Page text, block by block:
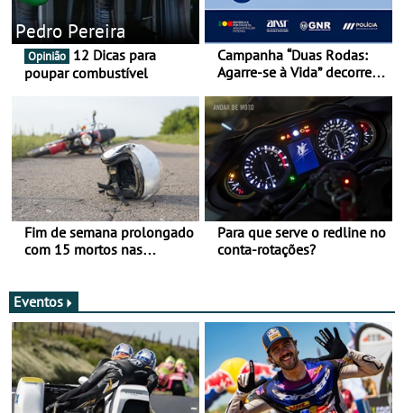
Pedro Pereira
Opinião
poupar combustível
Campanha “Duas Rodas:
Agarre-se à Vida” decorre
Fim de semana prolongado
com 15 mortos nas
Para que serve o redline no
conta-rotações?
Eventos